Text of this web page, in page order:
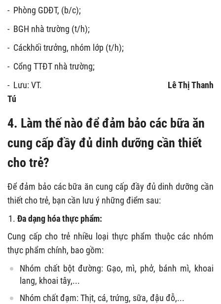
- Phòng GDĐT, (b/c);
- BGH nhà trường (t/h);
- Cáckhối trưởng, nhóm lớp (t/h);
- Cổng TTĐT nhà trường;
- Lưu: VT.
Lê Thị Thanh
Tú
4. Làm thế nào để đảm bảo các bữa ăn
cung cấp đầy đủ dinh dưỡng cần thiết
cho trẻ?
Để đảm bảo các bữa ăn cung cấp đầy đủ dinh dưỡng cần
thiết cho trẻ, bạn cần lưu ý những điểm sau:
Đa dạng hóa thực phẩm:
Cung cấp cho trẻ nhiều loại thực phẩm thuộc các nhóm
thực phẩm chính, bao gồm:
Nhóm chất bột đường: Gạo, mì, phở, bánh mì, khoai
lang, khoai tây,...
Nhóm chất đạm: Thịt, cá, trứng, sữa, đậu đỗ,...